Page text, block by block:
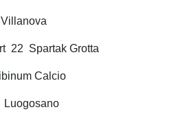
22 Spartak Grotta
Calcio